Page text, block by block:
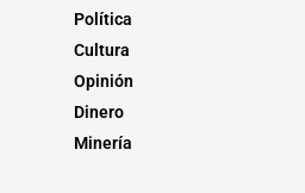
Política
Cultura
Opinión
Dinero
Minería